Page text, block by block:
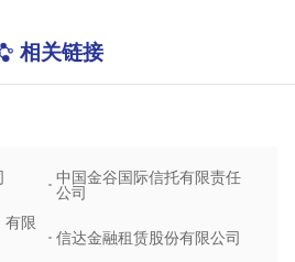
相关链接
有限
中国金谷国际信托有限责任
公司
信达金融租赁股份有限公司